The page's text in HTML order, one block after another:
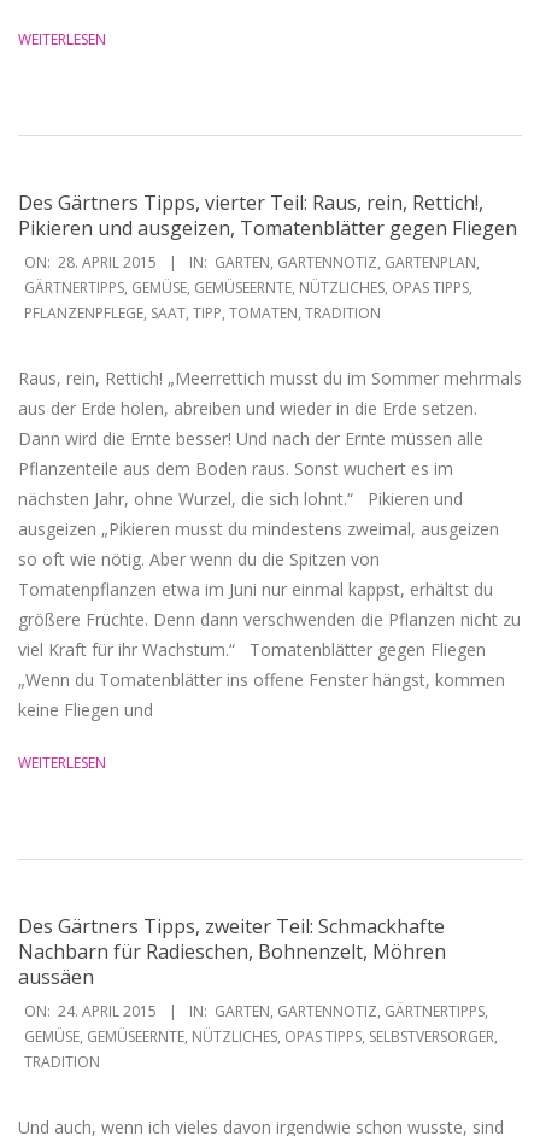
WEITERLESEN
Des Gärtners Tipps, vierter Teil: Raus, rein, Rettich!,
Pikieren und ausgeizen, Tomatenblätter gegen Fliegen
2015-
04-
28
ON: 28. APRIL 2015 IN: GARTEN, GARTENNOTIZ, GARTENPLAN,
GÄRTNERTIPPS, GEMÜSE, GEMÜSEERNTE, NÜTZLICHES, OPAS TIPPS,
PFLANZENPFLEGE, SAAT, TIPP, TOMATEN, TRADITION
Raus, rein, Rettich! „Meerrettich musst du im Sommer mehrmals
aus der Erde holen, abreiben und wieder in die Erde setzen.
Dann wird die Ernte besser! Und nach der Ernte müssen alle
Pflanzenteile aus dem Boden raus. Sonst wuchert es im
nächsten Jahr, ohne Wurzel, die sich lohnt.“ Pikieren und
ausgeizen „Pikieren musst du mindestens zweimal, ausgeizen
so oft wie nötig. Aber wenn du die Spitzen von
Tomatenpflanzen etwa im Juni nur einmal kappst, erhältst du
größere Früchte. Denn dann verschwenden die Pflanzen nicht zu
viel Kraft für ihr Wachstum.“ Tomatenblätter gegen Fliegen
„Wenn du Tomatenblätter ins offene Fenster hängst, kommen
keine Fliegen und
WEITERLESEN
Des Gärtners Tipps, zweiter Teil: Schmackhafte
Nachbarn für Radieschen, Bohnenzelt, Möhren
aussäen
2015-
04-
24
ON: 24. APRIL 2015 IN: GARTEN, GARTENNOTIZ, GÄRTNERTIPPS,
GEMÜSE, GEMÜSEERNTE, NÜTZLICHES, OPAS TIPPS, SELBSTVERSORGER,
TRADITION
Und auch, wenn ich vieles davon irgendwie schon wusste, sind